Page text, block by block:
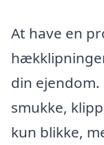
At have en
din ejendom.
smukke,
kun blikke,